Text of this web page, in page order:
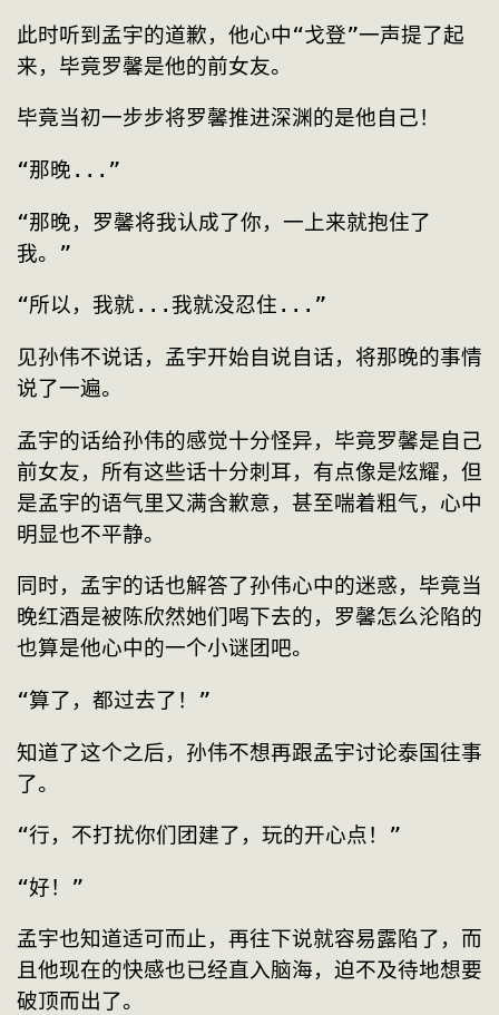
此时听到孟宇的道歉，他心中“戈登”一声提了起
来，毕竟罗馨是他的前女友。
毕竟当初一步步将罗馨推进深渊的是他自己！
“那晚...”
“那晚，罗馨将我认成了你，一上来就抱住了
我。”
“所以，我就...我就没忍住...”
见孙伟不说话，孟宇开始自说自话，将那晚的事情
说了一遍。
孟宇的话给孙伟的感觉十分怪异，毕竟罗馨是自己
前女友，所有这些话十分刺耳，有点像是炫耀，但
是孟宇的语气里又满含歉意，甚至喘着粗气，心中
明显也不平静。
同时，孟宇的话也解答了孙伟心中的迷惑，毕竟当
晚红酒是被陈欣然她们喝下去的，罗馨怎么沦陷的
也算是他心中的一个小谜团吧。
“算了，都过去了！”
知道了这个之后，孙伟不想再跟孟宇讨论泰国往事
了。
“行，不打扰你们团建了，玩的开心点！”
“好！”
孟宇也知道适可而止，再往下说就容易露陷了，而
且他现在的快感也已经直入脑海，迫不及待地想要
破顶而出了。